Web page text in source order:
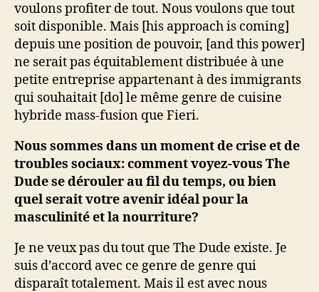
voulons profiter de tout. Nous voulons que tout
soit disponible. Mais [his approach is coming]
depuis une position de pouvoir, [and this power]
ne serait pas équitablement distribuée à une
petite entreprise appartenant à des immigrants
qui souhaitait [do] le même genre de cuisine
hybride mass-fusion que Fieri.
Nous sommes dans un moment de crise et de
troubles sociaux: comment voyez-vous The
Dude se dérouler au fil du temps, ou bien
quel serait votre avenir idéal pour la
masculinité et la nourriture?
Je ne veux pas du tout que The Dude existe. Je
suis d’accord avec ce genre de genre qui
disparaît totalement. Mais il est avec nous